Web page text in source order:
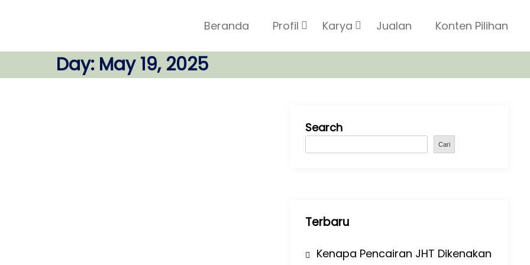
Beranda Profil Karya Jualan Konten Pilihan
Day: May 19, 2025
Search
Cari
Terbaru
Kenapa Pencairan JHT Dikenakan